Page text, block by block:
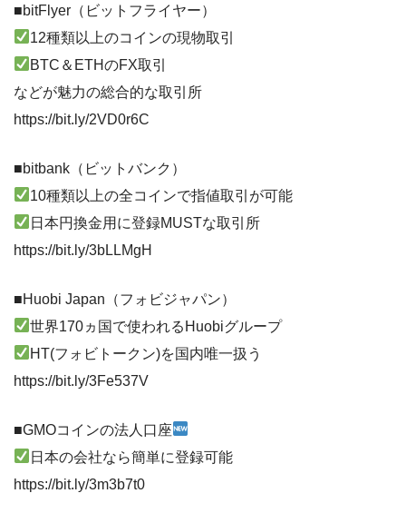
■bitFlyer（ビットフライヤー）
12種類以上のコインの現物取引
BTC＆ETHのFX取引
などが魅力の総合的な取引所
https://bit.ly/2VD0r6C
■bitbank（ビットバンク）
10種類以上の全コインで指値取引が可能
日本円換金用に登録MUSTな取引所
https://bit.ly/3bLLMgH
■Huobi Japan（フォビジャパン）
世界170ヵ国で使われるHuobiグループ
HT(フォビトークン)を国内唯一扱う
https://bit.ly/3Fe537V
■GMOコインの法人口座
日本の会社なら簡単に登録可能
https://bit.ly/3m3b7t0